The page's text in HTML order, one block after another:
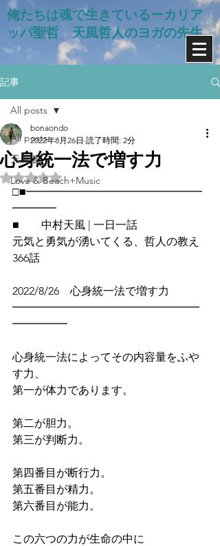
俺たちは魂で生きているー​カリア
ッパ聖哲 天風哲人のヨガの先生
記事
All posts
天風道
Love & Beach+Music
All posts
心身統一法で増す力
bonaondo
2022年8月26日 読了時間: 2分
5つ星のうちNaNと評価されています。
□■━━━━━━━━━━━━━━━━
━━━━
■　　中村天風 | 一日一話
元気と勇気が湧いてくる、哲人の教え
366話
2022/8/26　心身統一法で増す力
━━━━━━━━━━━━━━━━━
━━━━━
心身統一法によってその内容量をふや
す力、
第一が体力であります。
第二が胆力。
第三が判断力。
第四番目が断行力。
第五番目が精力。
第六番目が能力。
この六つの力が生命の中に